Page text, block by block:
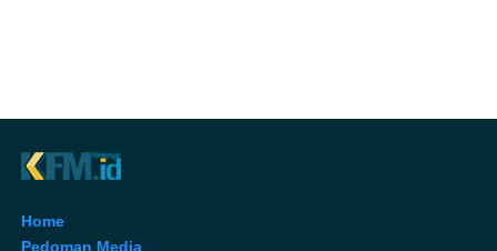
Home
Pedoman Media